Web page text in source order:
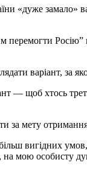
«дуже замало»
перемогти
варіант, за
— щоб хтось
мету
вигідних
на мою особисту